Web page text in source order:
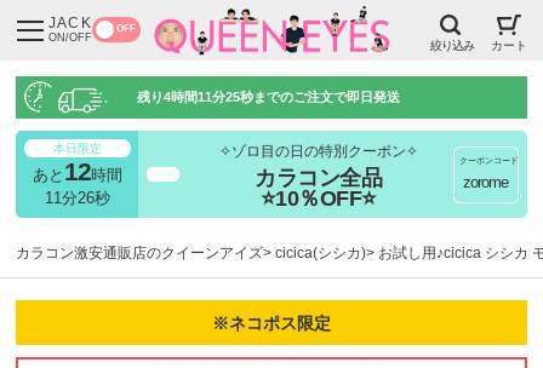
JACK
ON/OFF
OFF
絞り込み カート
残り4時間11分24秒までのご注文で即日発送
本日限定
あと 12時間
11分24秒
✧ゾロ目の日の特別クーポン✧
カラコン全品
⭐10％OFF⭐
クーポンコード
zorome
カラコン激安通販店のクイーンアイズ cicica(シシカ) お試し用♪cicica シシカ
※ネコポス限定